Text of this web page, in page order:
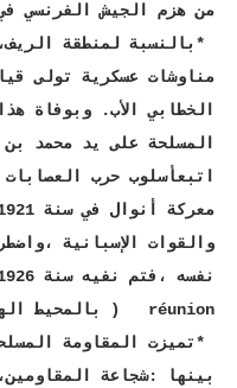
من هزم الجيش الفرنسي في
*بالنسبة لمنطقة
مناوشات عسكرية تولى
الخطابي الأب. وبوفاة
المسلحة على يد محمد
اتبعأسلوب حرب
والقوات الإسبانية
réunion ( بالمحيط الهندي ) .
*تميزت المقاومة
بينها :شجاعة